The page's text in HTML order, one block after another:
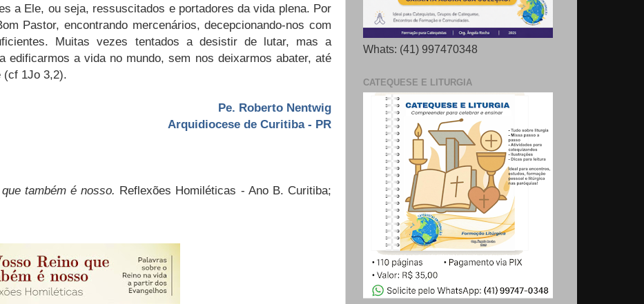
a Ele, ou seja, ressuscitados e portadores da vida plena. Por
Pastor, encontrando mercenários, decepcionando-nos com
Muitas vezes tentados a desistir de lutar, mas a
edificarmos a vida no mundo, sem nos deixarmos abater, até
(cf 1Jo 3,2).
Pe. Roberto Nentwig
Arquidiocese de Curitiba - PR
também é nosso. Reflexões Homiléticas - Ano B. Curitiba;
Whats: (41) 997470348
CATEQUESE E LITURGIA